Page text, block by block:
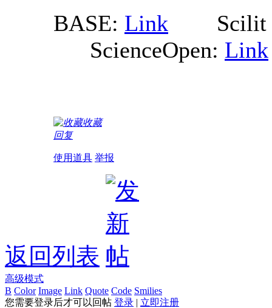
BASE: Link Scilit
ScienceOpen: Link
收藏
回复
使用道具 举报
返回列表
高级模式
B Color Image Link Quote Code Smilies
您需要登录后才可以回帖 登录 | 立即注册